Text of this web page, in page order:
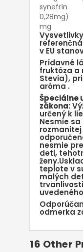
synefrín
mg
v EU
Prídavné
fruktóza
Stevia),
aróma .
Špeciálne
zákona:
určený k
Nesmie
nesmie
deti,
teplote v
malých
odmerka
16 Other